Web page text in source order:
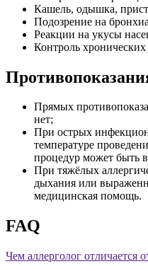
Кашель, одышка,
Подозрение на
Реакции на укусы
Контроль хронических
Прямых
нет;
При острых
температуре
процедур может быть
При тяжёлых
дыхания или
медицинская помощь.
FAQ
Чем аллерголог отличается